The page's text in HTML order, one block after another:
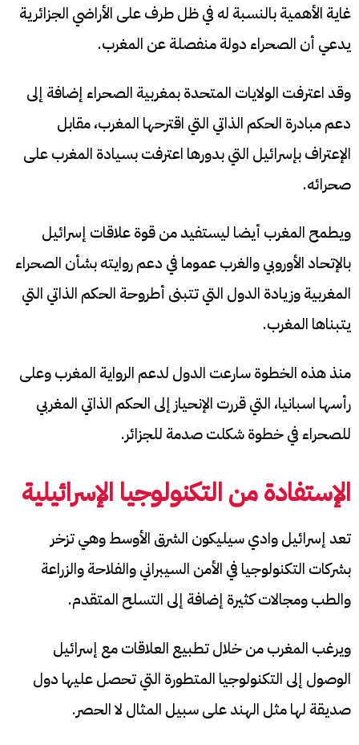
غاية الأهمية بالنسبة له في ظل طرف على الأراضي الجزائرية
يدعي أن الصحراء دولة منفصلة عن المغرب.
وقد اعترفت الولايات المتحدة بمغربية الصحراء إضافة إلى
دعم مبادرة الحكم الذاتي التي اقترحها المغرب، مقابل
الإعتراف بإسرائيل التي بدورها اعترفت بسيادة المغرب على
صحرائه.
ويطمح المغرب أيضا ليستفيد من قوة علاقات إسرائيل
بالإتحاد الأوروبي والغرب عموما في دعم روايته بشأن الصحراء
المغربية وزيادة الدول التي تتبنى أطروحة الحكم الذاتي التي
يتبناها المغرب.
منذ هذه الخطوة سارعت الدول لدعم الرواية المغرب وعلى
رأسها اسبانيا، التي قررت الإنحياز إلى الحكم الذاتي المغربي
للصحراء في خطوة شكلت صدمة للجزائر.
الإستفادة من التكنولوجيا الإسرائيلية
تعد إسرائيل وادي سيليكون الشرق الأوسط وهي تزخر
بشركات التكنولوجيا في الأمن السيبراني والفلاحة والزراعة
والطب ومجالات كثيرة إضافة إلى التسلح المتقدم.
ويرغب المغرب من خلال تطبيع العلاقات مع إسرائيل
الوصول إلى التكنولوجيا المتطورة التي تحصل عليها دول
صديقة لها مثل الهند على سبيل المثال لا الحصر.